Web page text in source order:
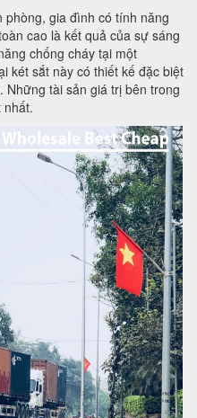
gia đình có tính năng
cao là kết quả của sự sáng
chống cháy tại một
két sắt này có thiết kế đặc biệt
tài sản giá trị bên trong
nhất.